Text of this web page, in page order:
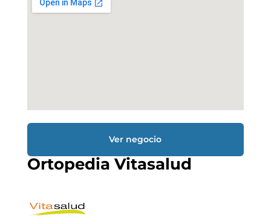
Ver negocio
Ortopedia Vitasalud